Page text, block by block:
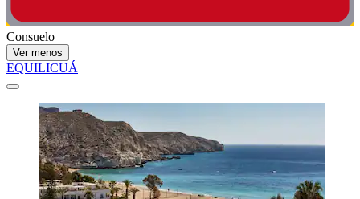
Consuelo
Ver menos
EQUILICUÁ